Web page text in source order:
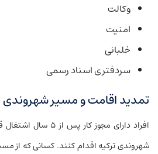
وکالت
امنیت
خلبانی
سردفتری اسناد رسمی
تمدید اقامت و مسیر شهروندی
افراد دارای مجوز کار
شهروندی ترکیه اقدام کنند. کسانی که از